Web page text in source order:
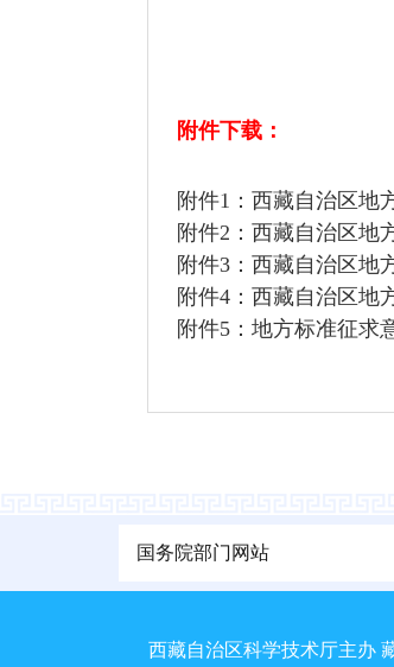
附件下载：
附件1：西藏自治区地
附件2：西藏自治区地
附件3：西藏自治区地
附件4：西藏自治区地
附件5：地方标准征求
国务院部门网站
西藏自治区科学技术厅主办